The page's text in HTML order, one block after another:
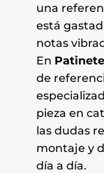
una
está
notas
En
de
pieza en
las dudas
montaje y
día a día.